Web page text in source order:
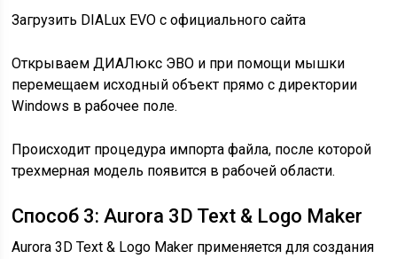
Загрузить DIALux EVO с официального сайта
Открываем ДИАЛюкс ЭВО и при помощи мышки
перемещаем исходный объект прямо с директории
Windows в рабочее поле.
Происходит процедура импорта файла, после которой
трехмерная модель появится в рабочей области.
Способ 3: Aurora 3D Text & Logo Maker
Aurora 3D Text & Logo Maker применяется для создания